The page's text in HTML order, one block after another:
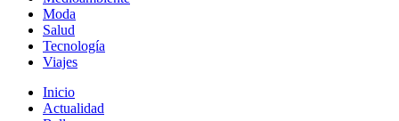
Moda
Salud
Tecnología
Viajes
Inicio
Actualidad